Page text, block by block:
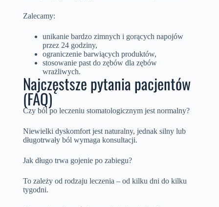
Zalecamy:
unikanie bardzo zimnych i gorących napojów
przez 24 godziny,
ograniczenie barwiących produktów,
stosowanie past do zębów dla zębów
wrażliwych.
Najczęstsze pytania pacjentów
(FAQ)
Czy ból po leczeniu stomatologicznym jest normalny?
Niewielki dyskomfort jest naturalny, jednak silny lub
długotrwały ból wymaga konsultacji.
Jak długo trwa gojenie po zabiegu?
To zależy od rodzaju leczenia – od kilku dni do kilku
tygodni.